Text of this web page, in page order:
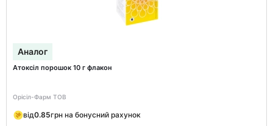
Аналог
Атоксіл порошок 10 г флакон
Орісіл-Фарм ТОВ
від0.85грн на бонусний рахунок